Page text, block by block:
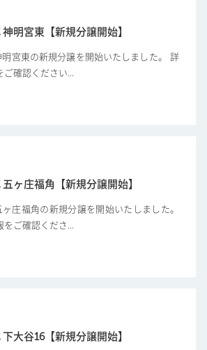
神明宮東【新規分譲開始】
明宮東の新規分譲を開始いたしました。 詳
ご確認ください...
五ヶ庄福角【新規分譲開始】
ヶ庄福角の新規分譲を開始いたしました。
ご確認くださ...
下大谷16【新規分譲開始】